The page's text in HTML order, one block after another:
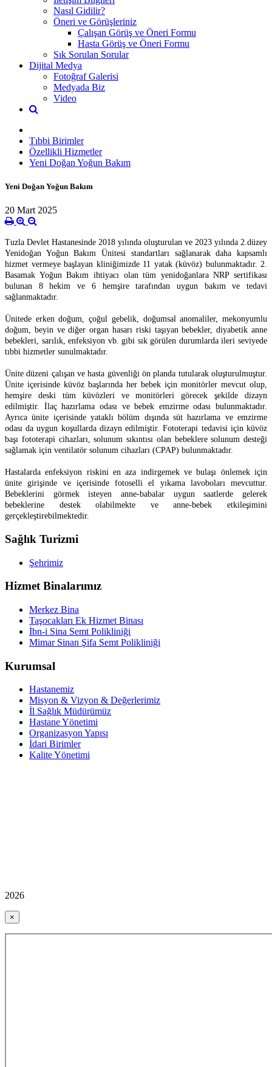
Nasıl Gidilir?
Öneri ve Görüşleriniz
Çalışan Görüş ve Öneri Formu
Hasta Görüş ve Öneri Formu
Sık Sorulan Sorular
Dijital Medya
Fotoğraf Galerisi
Medyada Biz
Video
Tıbbi Birimler
Özellikli Hizmetler
Yeni Doğan Yoğun Bakım
Yeni Doğan Yoğun Bakım
20 Mart 2025
Tuzla Devlet Hastanesinde 2018 yılında oluşturulan ve 2023 yılında 2.düzey
Yenidoğan Yoğun Bakım Ünitesi standartları sağlanarak daha kapsamlı
hizmet vermeye başlayan kliniğimizde 11 yatak (küvöz) bulunmaktadır. 2.
Basamak Yoğun Bakım ihtiyacı olan tüm yenidoğanlara NRP sertifikası
bulunan 8 hekim ve 6 hemşire tarafından uygun bakım ve tedavi
sağlanmaktadır.
Ünitede erken doğum, çoğul gebelik, doğumsal anomaliler, mekonyumlu
doğum, beyin ve diğer organ hasarı riski taşıyan bebekler, diyabetik anne
bebekleri, sarılık, enfeksiyon vb. gibi sık görülen durumlarda ileri seviyede
tıbbi hizmetler sunulmaktadır.
Ünite düzeni çalışan ve hasta güvenliği ön planda tutularak oluşturulmuştur.
Ünite içerisinde küvöz başlarında her bebek için monitörler mevcut olup,
hemşire deski tüm küvözleri ve monitörleri görecek şekilde dizayn
edilmiştir. İlaç hazırlama odası ve bebek emzirme odası bulunmaktadır.
Ayrıca ünite içerisinde yataklı bölüm dışında süt hazırlama ve emzirme
odası da uygun koşullarda dizayn edilmiştir. Fototerapi tedavisi için küvöz
başı fototerapi cihazları, solunum sıkıntısı olan bebeklere solunum desteği
sağlamak için ventilatör solunum cihazları (CPAP) bulunmaktadır.
Hastalarda enfeksiyon riskini en aza indirgemek ve bulaşı önlemek için
ünite girişinde ve içerisinde fotoselli el yıkama lavoboları mevcuttur.
Bebeklerini görmek isteyen anne-babalar uygun saatlerde gelerek
bebeklerine destek olabilmekte ve anne-bebek etkileşimini
gerçekleştirebilmektedir.
Sağlık Turizmi
Şehrimiz
Hizmet Binalarımız
Merkez Bina
Taşocakları Ek Hizmet Binası
İbn-i Sina Semt Polikliniği
Mimar Sinan Şifa Semt Polikliniği
Kurumsal
Hastanemiz
Misyon & Vizyon & Değerlerimiz
İl Sağlık Müdürümüz
Hastane Yönetimi
Organizasyon Yapısı
İdari Birimler
Kalite Yönetimi
2026
×